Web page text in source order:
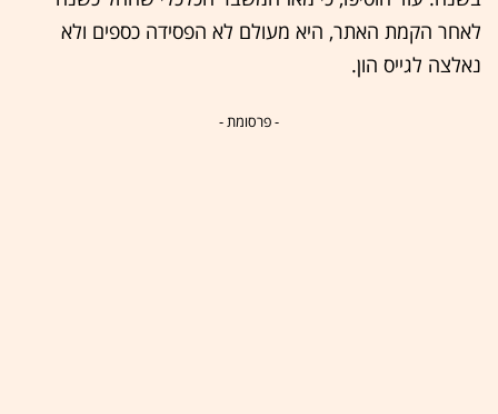
לאחר הקמת האתר, היא מעולם לא הפסידה כספים ולא
נאלצה לגייס הון.
- פרסומת -